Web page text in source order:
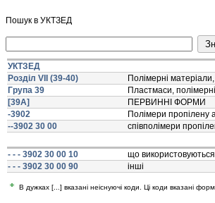
Пошук в УКТЗЕД
УКТЗЕД
Розділ VII (39-40)
Полiмернi матерiали,
Група 39
Пластмаси,
[39A]
ПЕРВИННI ФОРМИ
-3902
Полiмери пропiлену
--3902 30 00
спiвполiмери
- - - 3902 30 00 10
що
- - - 3902 30 00 90
iншi
В дужках [...] вказані неіснуючі коди. Ці коди вказані